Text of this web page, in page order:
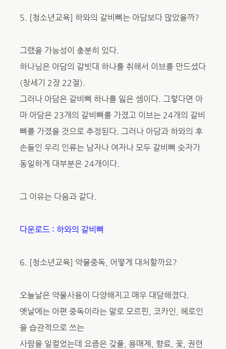
5. [청소년교육] 하와의 갈비뼈는 아담보다 많았을까?
그랬을 가능성이 충분히 있다.
하나님은 아담의 갈빗대 하나를 취해서 이브를 만드셨다
(창세기 2장 22절).
그러나 아담은 갈비뼈 하나를 잃은 셈이다. 그렇다면 아
마 아담은 23개의 갈비뼈를 가졌고 이브는 24개의 갈비
뼈를 가졌을 것으로 추정된다. 그러나 아담과 하와의 후
손들인 우리 인류는 남자나 여자나 모두 갈비뼈 숫자가
동일하게 대부분은 24개이다.
그 이유는 다음과 같다.
다운로드 : 하와의 갈비뼈
6. [청소년교육] 약물중독, 어떻게 대처할까요?
오늘날은 약물사용이 다양해지고 매우 대담해졌다.
옛날에는 아편 중독이라는 말로 모르핀, 코카인, 헤로인
을 습관적으로 쓰는
사람을 일컬었는데 요즘은 갖풀, 용매제, 향료, 꽃, 권련